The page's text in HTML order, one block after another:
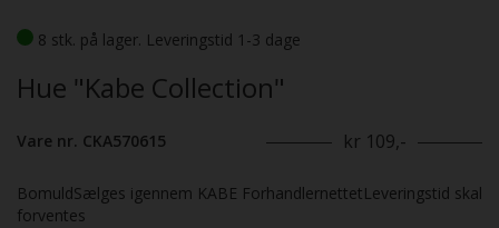
8 stk. på lager. Leveringstid 1-3 dage
Hue "Kabe Collection"
Vare nr. CKA570615 kr 109,-
BomuldSælges igennem KABE ForhandlernettetLeveringstid skal
forventes